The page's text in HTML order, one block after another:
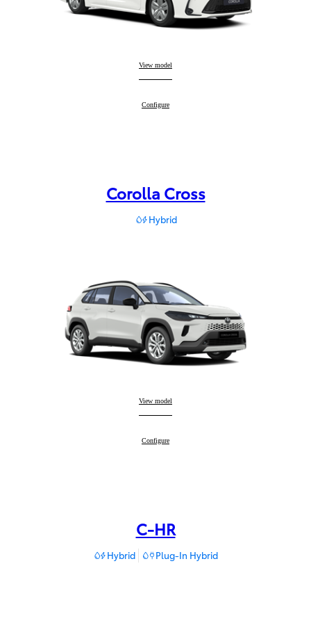
Corolla Sedan
View model
Corolla Sedan
Configure
Corolla Cross
Hybrid
Corolla Cross
View model
Corolla Cross
Configure
C-HR
Hybrid Plug-In Hybrid